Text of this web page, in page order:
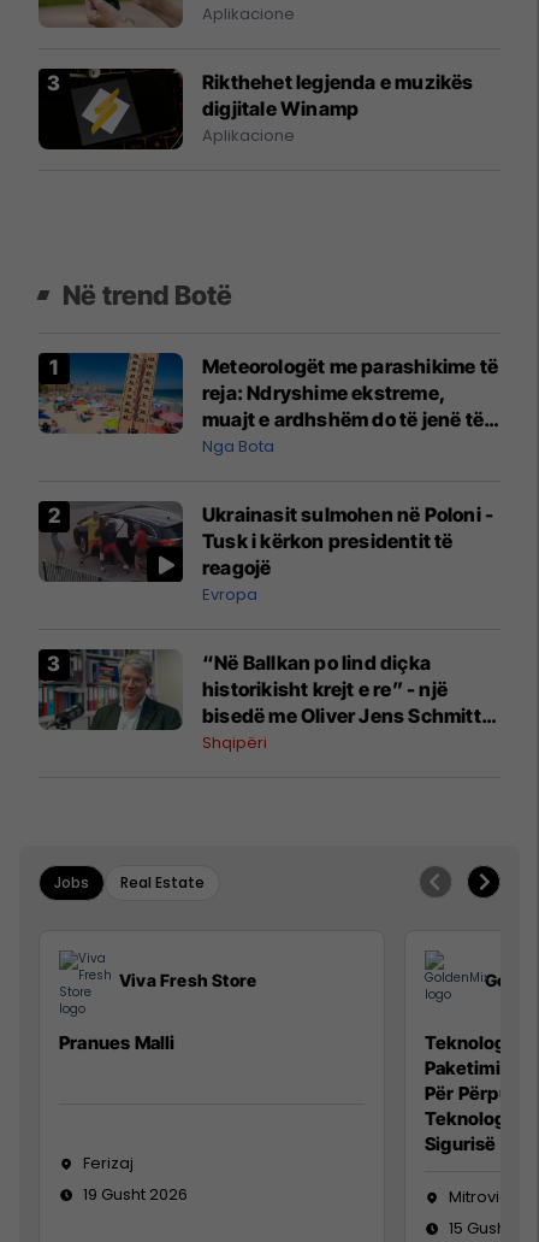
Aplikacione
Rikthehet legjenda e muzikës
digjitale Winamp
Aplikacione
Në trend Botë
Meteorologët me parashikime të
reja: Ndryshime ekstreme,
muajt e ardhshëm do të jenë të
pazakontë
Nga Bota
Ukrainasit sulmohen në Poloni -
Tusk i kërkon presidentit të
reagojë
Evropa
“Në Ballkan po lind diçka
historikisht krejt e re” - një
bisedë me Oliver Jens Schmitt
mbi protestat në Shqipëri dhe të
Shqipëri
Jobs Real Estate
Viva Fresh Store
Pranues Malli
Ferizaj
19 Gusht 2026
Teknolog/e
Paketimin e
Për
Teknolog/e
Sigurisë së
Mitrovicë
15 Gusht